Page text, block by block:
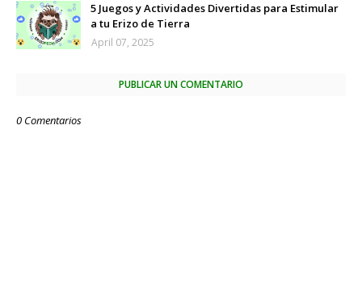
5 Juegos y Actividades Divertidas para Estimular
a tu Erizo de Tierra
April 07, 2025
PUBLICAR UN COMENTARIO
0 Comentarios